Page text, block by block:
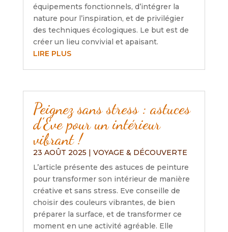
équipements fonctionnels, d’intégrer la
nature pour l’inspiration, et de privilégier
des techniques écologiques. Le but est de
créer un lieu convivial et apaisant.
LIRE PLUS
Peignez sans stress : astuces
d’Eve pour un intérieur
vibrant !
23 AOÛT 2025 | VOYAGE & DÉCOUVERTE
L’article présente des astuces de peinture
pour transformer son intérieur de manière
créative et sans stress. Eve conseille de
choisir des couleurs vibrantes, de bien
préparer la surface, et de transformer ce
moment en une activité agréable. Elle